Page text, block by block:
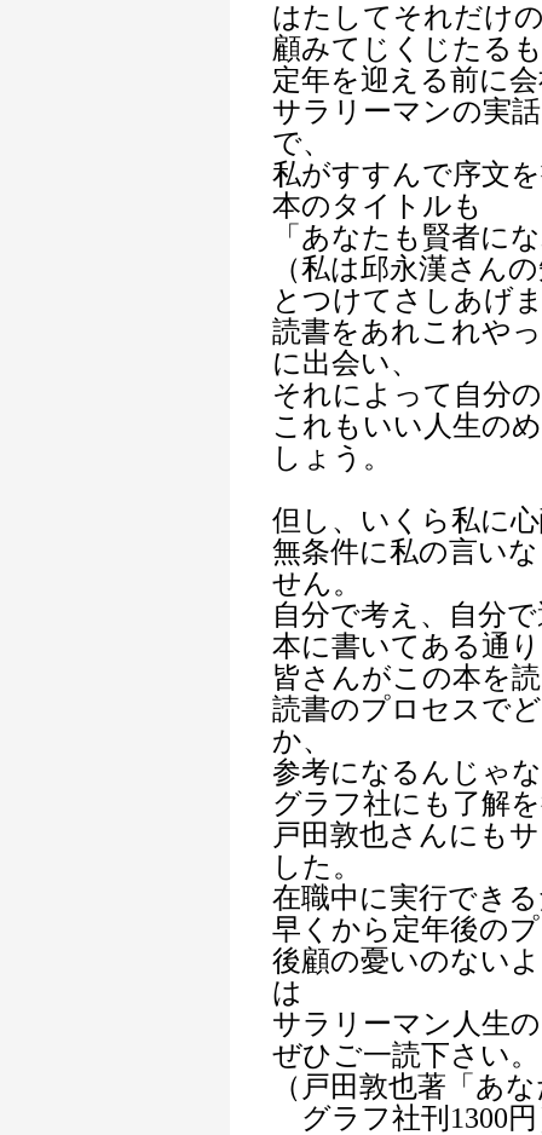
はたしてそれだけ
顧みてじくじたる
定年を迎える前に
サラリーマンの実
で、
私がすすんで序文
本のタイトルも
「あなたも賢者に
（私は邱永漢さん
とつけてさしあげ
読書をあれこれや
に出会い、
それによって自分
これもいい人生の
しょう。
但し、いくら私に
無条件に私の言い
せん。
自分で考え、自分
本に書いてある通
皆さんがこの本を
読書のプロセスで
か、
参考になるんじゃ
グラフ社にも了解
戸田敦也さんにも
した。
在職中に実行でき
早くから定年後の
後顧の憂いのない
は
サラリーマン人生
ぜひご一読下さい。
（戸田敦也著「あ
グラフ社刊1300円